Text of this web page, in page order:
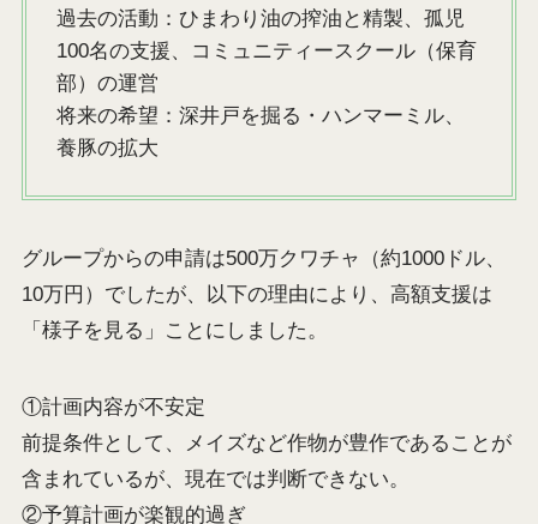
過去の活動：ひまわり油の搾油と精製、孤児
100名の支援、コミュニティースクール（保育
部）の運営
将来の希望：深井戸を掘る・ハンマーミル、
養豚の拡大
グループからの申請は500万クワチャ（約1000ドル、
10万円）でしたが、以下の理由により、高額支援は
「様子を見る」ことにしました。
①計画内容が不安定
前提条件として、メイズなど作物が豊作であることが
含まれているが、現在では判断できない。
②予算計画が楽観的過ぎ